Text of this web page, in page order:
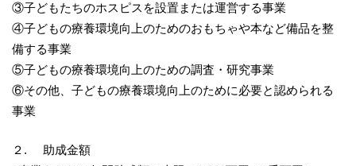
③子どもたちのホスピスを設置または運営する事業
④子どもの療養環境向上のためのおもちゃや本など備品を整
備する事業
⑤子どもの療養環境向上のための調査・研究事業
⑥その他、子どもの療養環境向上のために必要と認められる
事業
２. 助成金額